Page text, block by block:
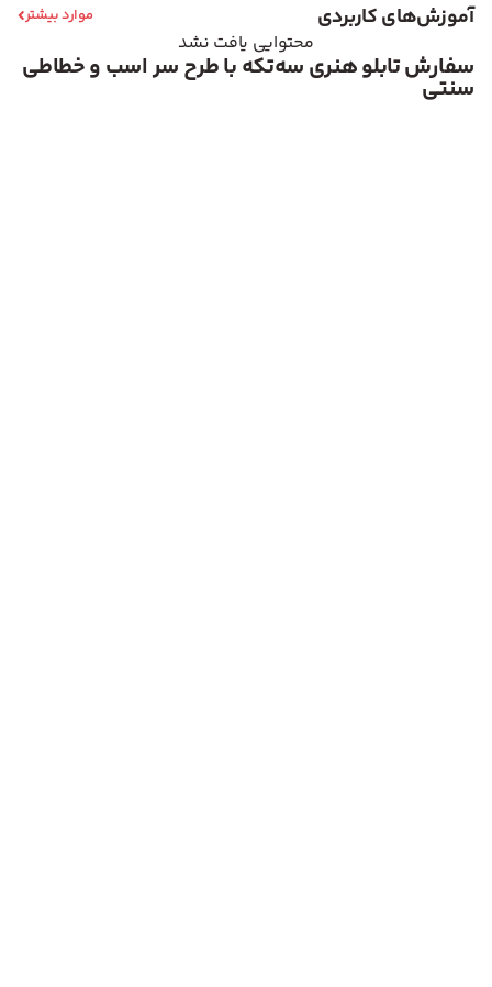
آموزش‌های کاربردی موارد بیشتر
محتوایی یافت نشد
سفارش تابلو هنری سه‌تکه با طرح سر اسب و خطاطی
سنتی